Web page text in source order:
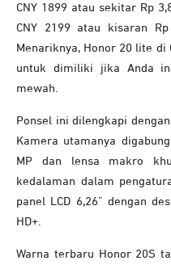
CNY 1899 atau sekitar Rp
CNY 2199 atau kisaran
Menariknya, Honor 20 lite di
untuk dimiliki jika Anda
mewah.
Ponsel ini dilengkapi
Kamera utamanya
MP dan lensa makro
kedalaman dalam
panel LCD 6,26” dengan
HD+.
Warna terbaru Honor 20S